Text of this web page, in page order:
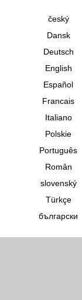
český
Dansk
Deutsch
English
Español
Francais
Italiano
Polskie
Português
Român
slovenský
Türkçe
български